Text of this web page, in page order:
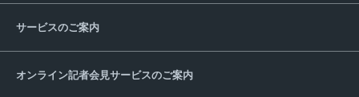
サービスのご案内
オンライン記者会見サービスのご案内